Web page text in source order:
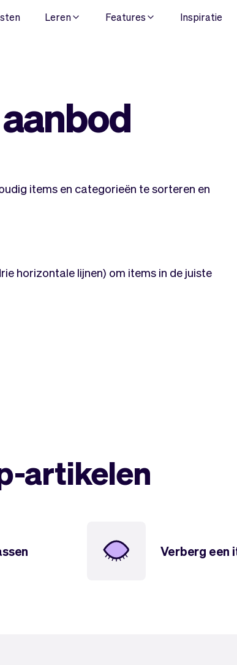
Leren Features Inspiratie
items en categorieën te sorteren en
horizontale lijnen) om items in de juiste
artikelen
Verberg een